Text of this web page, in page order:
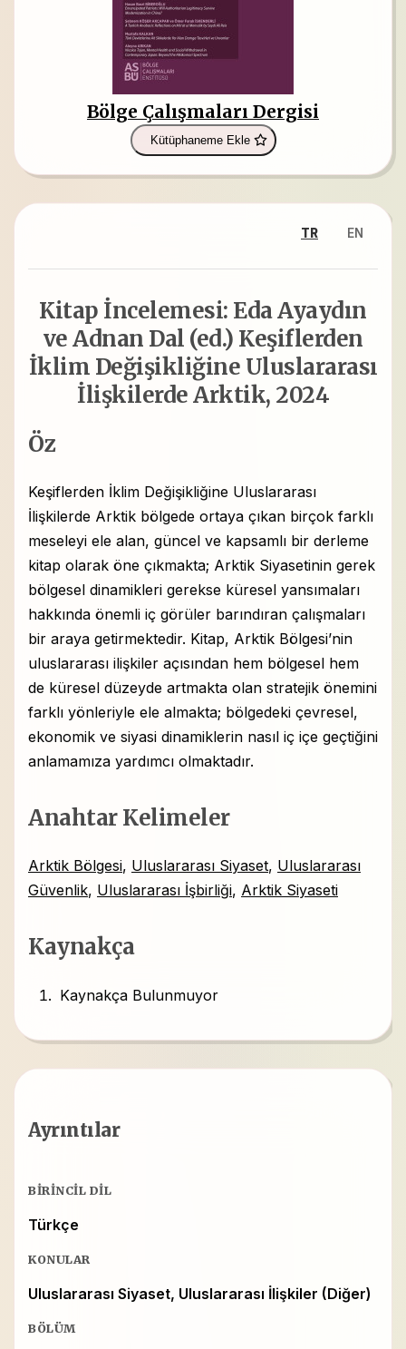
Bölge Çalışmaları Dergisi
Kütüphaneme Ekle
TR EN
Kitap İncelemesi: Eda Ayaydın
ve Adnan Dal (ed.) Keşiflerden
İklim Değişikliğine Uluslararası
İlişkilerde Arktik, 2024
Öz
Keşiflerden İklim Değişikliğine Uluslararası
İlişkilerde Arktik bölgede ortaya çıkan birçok farklı
meseleyi ele alan, güncel ve kapsamlı bir derleme
kitap olarak öne çıkmakta; Arktik Siyasetinin gerek
bölgesel dinamikleri gerekse küresel yansımaları
hakkında önemli iç görüler barındıran çalışmaları
bir araya getirmektedir. Kitap, Arktik Bölgesi’nin
uluslararası ilişkiler açısından hem bölgesel hem
de küresel düzeyde artmakta olan stratejik önemini
farklı yönleriyle ele almakta; bölgedeki çevresel,
ekonomik ve siyasi dinamiklerin nasıl iç içe geçtiğini
anlamamıza yardımcı olmaktadır.
Anahtar Kelimeler
Arktik Bölgesi, Uluslararası Siyaset, Uluslararası
Güvenlik, Uluslararası İşbirliği, Arktik Siyaseti
Kaynakça
Kaynakça Bulunmuyor
Ayrıntılar
BIRINCIL DIL
Türkçe
KONULAR
Uluslararası Siyaset, Uluslararası İlişkiler (Diğer)
BÖLÜM